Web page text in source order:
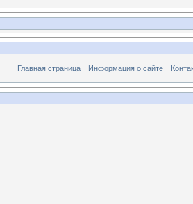
Главная страница Информация о сайте